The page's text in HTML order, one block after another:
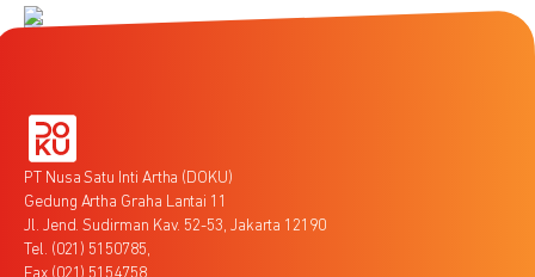
PT Nusa Satu Inti Artha (DOKU)
Gedung Artha Graha Lantai 11
Jl. Jend. Sudirman Kav. 52-53, Jakarta 12190
Tel. (021) 5150785,